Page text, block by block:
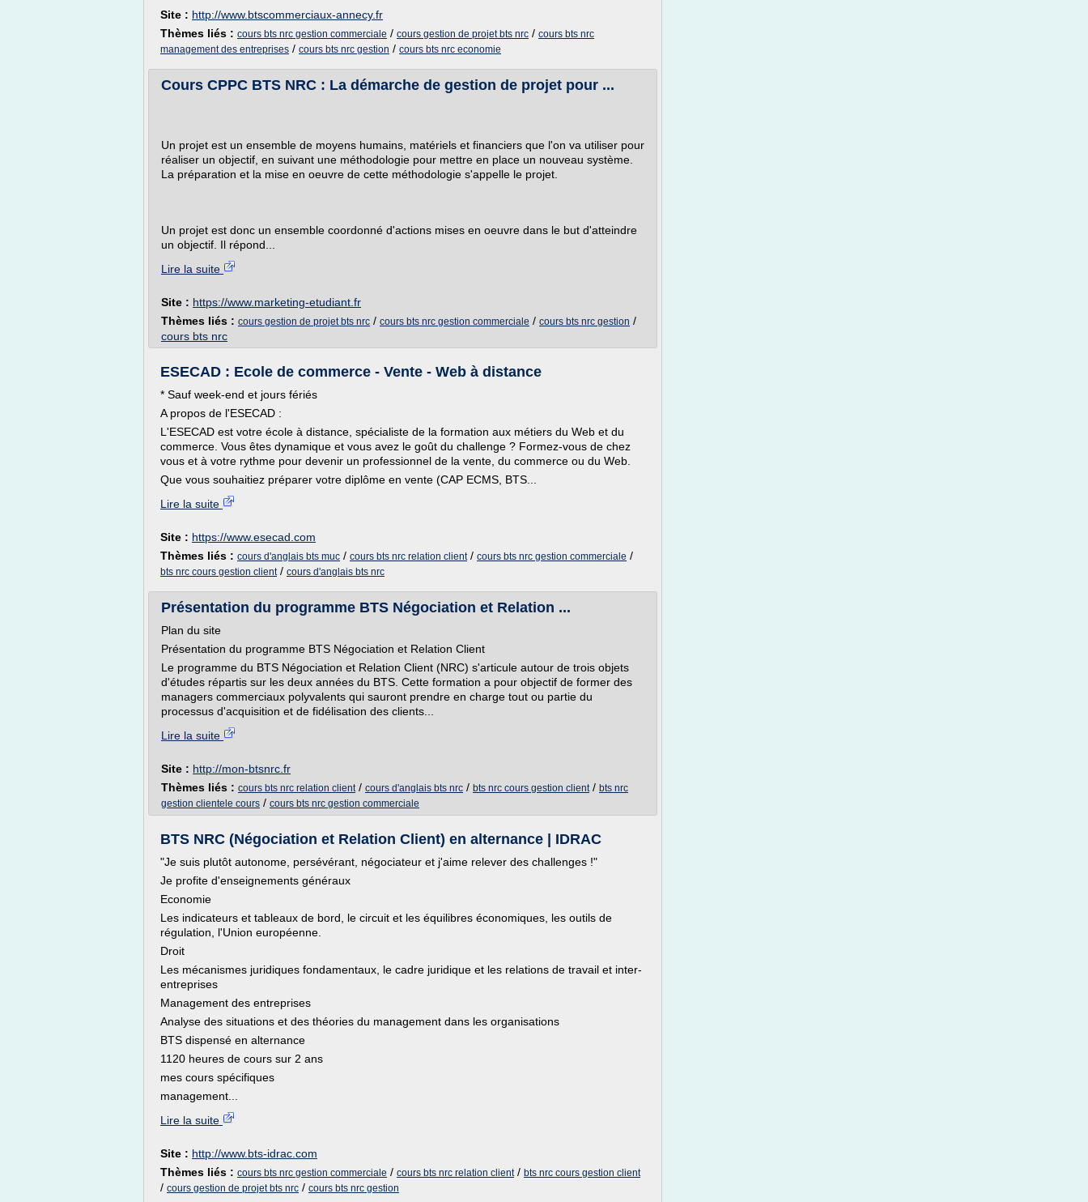
Site : http://www.btscommerciaux-annecy.fr
Thèmes liés : cours bts nrc gestion commerciale / cours gestion de projet bts nrc / cours bts nrc
management des entreprises / cours bts nrc gestion / cours bts nrc economie
Cours CPPC BTS NRC : La démarche de gestion de projet pour ...
Un projet est un ensemble de moyens humains, matériels et financiers que l'on va utiliser pour
réaliser un objectif, en suivant une méthodologie pour mettre en place un nouveau système.
La préparation et la mise en oeuvre de cette méthodologie s'appelle le projet.
Un projet est donc un ensemble coordonné d'actions mises en oeuvre dans le but d'atteindre
un objectif. Il répond...
Lire la suite
Site : https://www.marketing-etudiant.fr
Thèmes liés : cours gestion de projet bts nrc / cours bts nrc gestion commerciale / cours bts nrc gestion /
cours bts nrc
ESECAD : Ecole de commerce - Vente - Web à distance
* Sauf week-end et jours fériés
A propos de l'ESECAD :
L'ESECAD est votre école à distance, spécialiste de la formation aux métiers du Web et du
commerce. Vous êtes dynamique et vous avez le goût du challenge ? Formez-vous de chez
vous et à votre rythme pour devenir un professionnel de la vente, du commerce ou du Web.
Que vous souhaitiez préparer votre diplôme en vente (CAP ECMS, BTS...
Lire la suite
Site : https://www.esecad.com
Thèmes liés : cours d'anglais bts muc / cours bts nrc relation client/ cours bts nrc gestion commerciale /
bts nrc cours gestion client/ cours d'anglais bts nrc
Présentation du programme BTS Négociation et Relation ...
Plan du site
Présentation du programme BTS Négociation et Relation Client
Le programme du BTS Négociation et Relation Client (NRC) s'articule autour de trois objets
d'études répartis sur les deux années du BTS. Cette formation a pour objectif de former des
managers commerciaux polyvalents qui sauront prendre en charge tout ou partie du
processus d'acquisition et de fidélisation des clients...
Lire la suite
Site : http://mon-btsnrc.fr
Thèmes liés : cours bts nrc relation client/ cours d'anglais bts nrc / bts nrc cours gestion client/ bts nrc
gestion clientele cours / cours bts nrc gestion commerciale
BTS NRC (Négociation et Relation Client) en alternance | IDRAC
"Je suis plutôt autonome, persévérant, négociateur et j'aime relever des challenges !"
Je profite d'enseignements généraux
Economie
Les indicateurs et tableaux de bord, le circuit et les équilibres économiques, les outils de
régulation, l'Union européenne.
Droit
Les mécanismes juridiques fondamentaux, le cadre juridique et les relations de travail et inter-
entreprises
Management des entreprises
Analyse des situations et des théories du management dans les organisations
BTS dispensé en alternance
1120 heures de cours sur 2 ans
mes cours spécifiques
management...
Lire la suite
Site : http://www.bts-idrac.com
Thèmes liés : cours bts nrc gestion commerciale / cours bts nrc relation client/ bts nrc cours gestion client
/ cours gestion de projet bts nrc / cours bts nrc gestion